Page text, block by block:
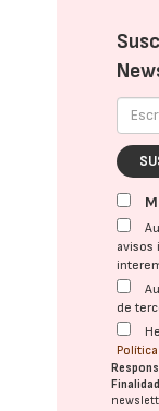
avisos
de